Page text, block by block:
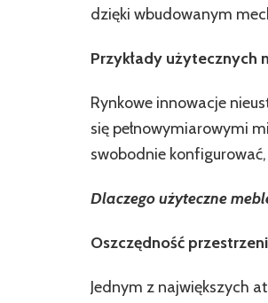
dzięki wbudowanym
Przykłady użytecznych
Rynkowe innowacje
się pełnowymiarowymi
swobodnie
Dlaczego użyteczne
Oszczędność przestrzeni
Jednym z największych